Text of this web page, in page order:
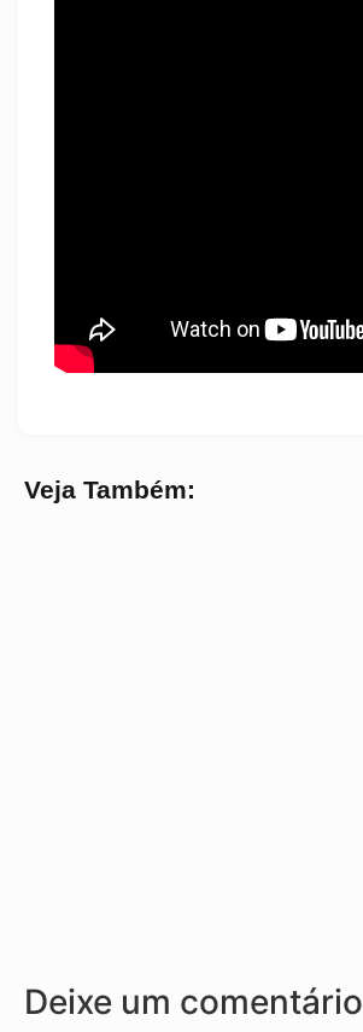
Veja Também:
Deixe um comentário